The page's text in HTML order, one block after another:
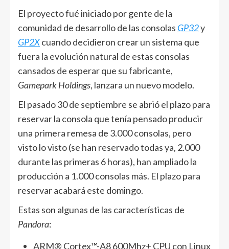
El proyecto fué iniciado por gente de la
comunidad de desarrollo de las consolas GP32y
GP2Xcuando decidieron crear un sistema que
fuera la evolución natural de estas consolas
cansados de esperar que su fabricante,
Gamepark Holdings, lanzara un nuevo modelo.
El pasado 30 de septiembre se abrió el plazo para
reservar la consola que tenía pensado producir
una primera remesa de 3.000 consolas, pero
visto lo visto (se han reservado todas ya, 2.000
durante las primeras 6 horas), han ampliado la
producción a 1.000 consolas más. El plazo para
reservar acabará este domingo.
Estas son algunas de las características de
Pandora:
ARM® Cortex™-A8 600Mhz+ CPU con Linux